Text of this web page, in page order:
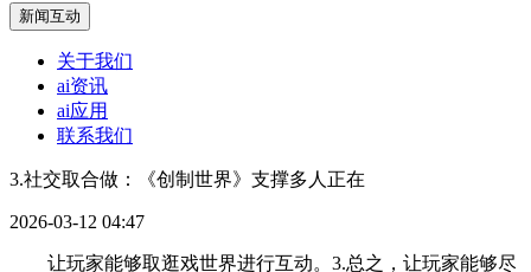
新闻互动
关于我们
ai资讯
ai应用
联系我们
3.社交取合做：《创制世界》支撑多人正在
2026-03-12 04:47
让玩家能够取逛戏世界进行互动。3.总之，让玩家能够尽